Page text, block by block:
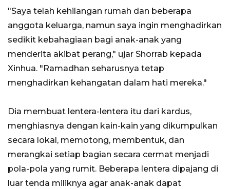
"Saya telah kehilangan rumah dan beberapa
anggota keluarga, namun saya ingin menghadirkan
sedikit kebahagiaan bagi anak-anak yang
menderita akibat perang," ujar Shorrab kepada
Xinhua. "Ramadhan seharusnya tetap
menghadirkan kehangatan dalam hati mereka."
Dia membuat lentera-lentera itu dari kardus,
menghiasnya dengan kain-kain yang dikumpulkan
secara lokal, memotong, membentuk, dan
merangkai setiap bagian secara cermat menjadi
pola-pola yang rumit. Beberapa lentera dipajang di
luar tenda miliknya agar anak-anak dapat